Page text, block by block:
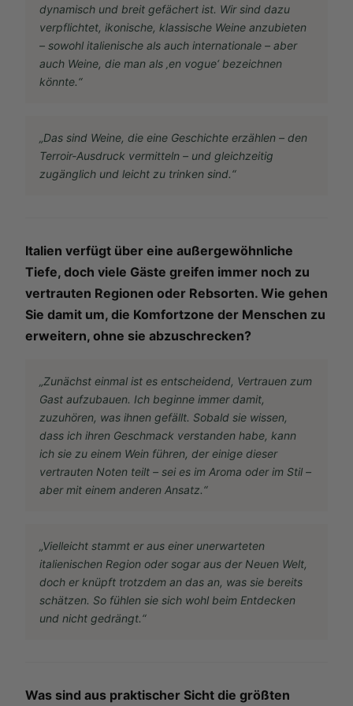
dynamisch und breit gefächert ist. Wir sind dazu
verpflichtet, ikonische, klassische Weine anzubieten
– sowohl italienische als auch internationale – aber
auch Weine, die man als ‚en vogue‘ bezeichnen
könnte.“
„Das sind Weine, die eine Geschichte erzählen – den
Terroir-Ausdruck vermitteln – und gleichzeitig
zugänglich und leicht zu trinken sind.“
Italien verfügt über eine außergewöhnliche
Tiefe, doch viele Gäste greifen immer noch zu
vertrauten Regionen oder Rebsorten. Wie gehen
Sie damit um, die Komfortzone der Menschen zu
erweitern, ohne sie abzuschrecken?
„Zunächst einmal ist es entscheidend, Vertrauen zum
Gast aufzubauen. Ich beginne immer damit,
zuzuhören, was ihnen gefällt. Sobald sie wissen,
dass ich ihren Geschmack verstanden habe, kann
ich sie zu einem Wein führen, der einige dieser
vertrauten Noten teilt – sei es im Aroma oder im Stil –
aber mit einem anderen Ansatz.“
„Vielleicht stammt er aus einer unerwarteten
italienischen Region oder sogar aus der Neuen Welt,
doch er knüpft trotzdem an das an, was sie bereits
schätzen. So fühlen sie sich wohl beim Entdecken
und nicht gedrängt.“
Was sind aus praktischer Sicht die größten